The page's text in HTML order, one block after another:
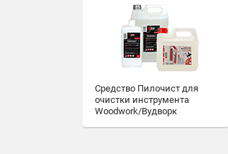
Средство Пилочист для
очистки инструмента
Woodwork/Вудворк